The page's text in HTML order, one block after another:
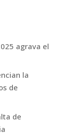
agrava el
la
de
de